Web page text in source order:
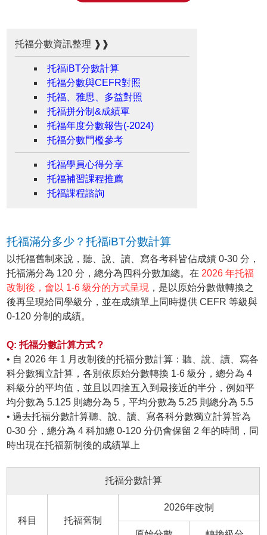
托福分數資訊整理 ❱❱
托福iBT分數計算
托福分數與CEFR對照
托福、雅思、多益對照
托福拼分制&成績單
托福年度分數報告(-2024)
托福分數門檻參考
托福學員心得分享
托福補習課程推薦
托福課程諮詢
托福滿分多少？托福iBT分數計算
以托福舊制來說，聽、說、讀、寫各考科皆佔成績 0-30 分，
托福滿分為 120 分，總分為四科分數加總。在 2026 年托福
改制後，會以 1-6 級分的方式呈現 ，是以原始分數做轉換之
後再呈現給同學級分，並在成績單上同時提供 CEFR 等級與
0-120 分制的成績。
Q: 托福分數計算方式？
• 自 2026 年 1 月改制後的托福分數計算：聽、說、讀、寫各
科分數獨立計算，各別依原始分數轉換 1-6 級分，總分為 4
科級分的平均值，並且以四捨五入到最接近的半分，例如平
均分數為 5.125 則總分為 5，平均分數為 5.25 則總分為 5.5
• 過去托福分數計算聽、說、讀、寫各科分數獨立計算皆為
0-30 分，總分為 4 科加總 0-120 分仍會保留 2 年的時間，同
時出現在托福新制後的成績單上
托福分數計算
科目 托福舊制
2026年改制